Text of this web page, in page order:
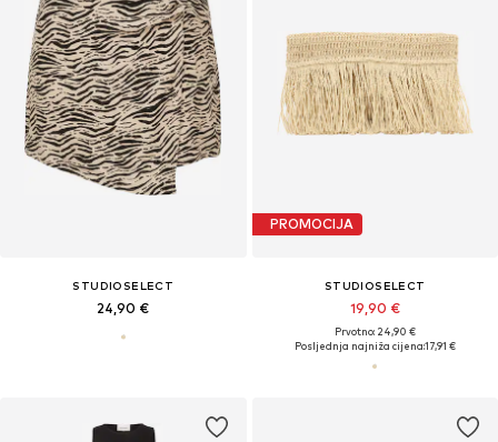
STUDIOSELECT
24,90 €
PROMOCIJA
STUDIOSELECT
19,90 €
Prvotno: 24,90 €
Posljednja najniža cijena:17,91 €